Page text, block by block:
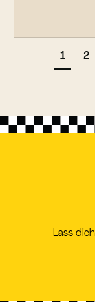
1 2
Lass